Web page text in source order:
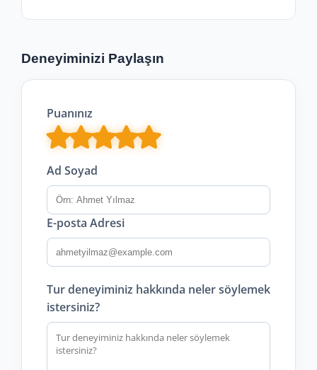
Deneyiminizi Paylaşın
Puanınız
Ad Soyad
E-posta Adresi
Tur deneyiminiz hakkında neler söylemek
istersiniz?